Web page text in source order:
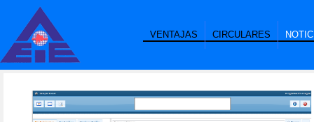
VENTAJAS CIRCULARES